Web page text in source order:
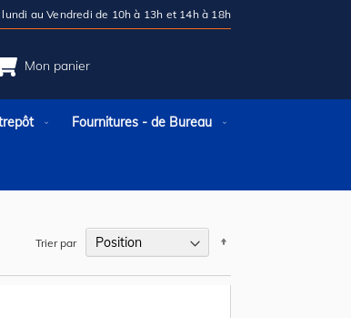
lundi au Vendredi de 10h à 13h et 14h à 18h
Mon panier
Fournitures - de Bureau
Trier par